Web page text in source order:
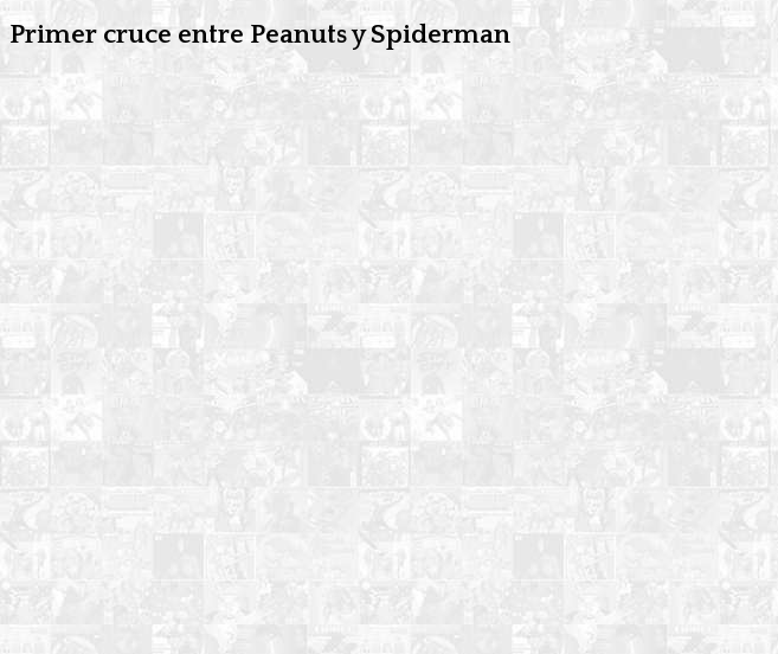
Primer cruce entre Peanuts y Spiderman